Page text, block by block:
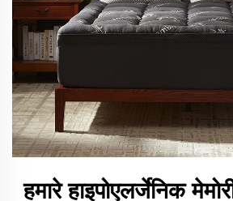
हमारे हाइपोएलर्जेनिक